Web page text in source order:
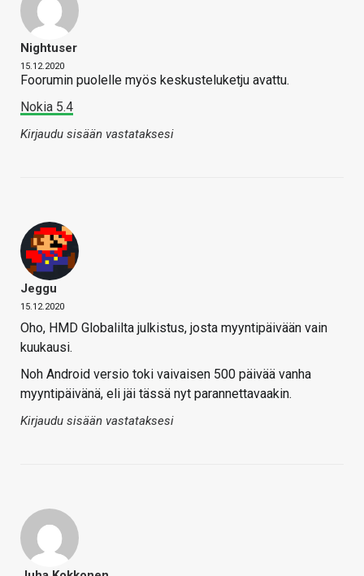
Nightuser
15.12.2020
Foorumin puolelle myös keskusteluketju avattu.
Nokia 5.4
Kirjaudu sisään vastataksesi
Jeggu
15.12.2020
Oho, HMD Globalilta julkistus, josta myyntipäivään vain
kuukausi.
Noh Android versio toki vaivaisen 500 päivää vanha
myyntipäivänä, eli jäi tässä nyt parannettavaakin.
Kirjaudu sisään vastataksesi